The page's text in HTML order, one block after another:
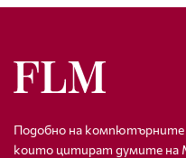
Подобно на компютърните
които цитират думите на